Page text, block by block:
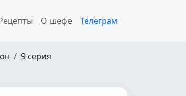
О шефе Телеграм
9 серия